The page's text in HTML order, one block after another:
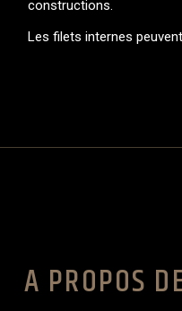
constructions.
Les filets internes
A PROPOS